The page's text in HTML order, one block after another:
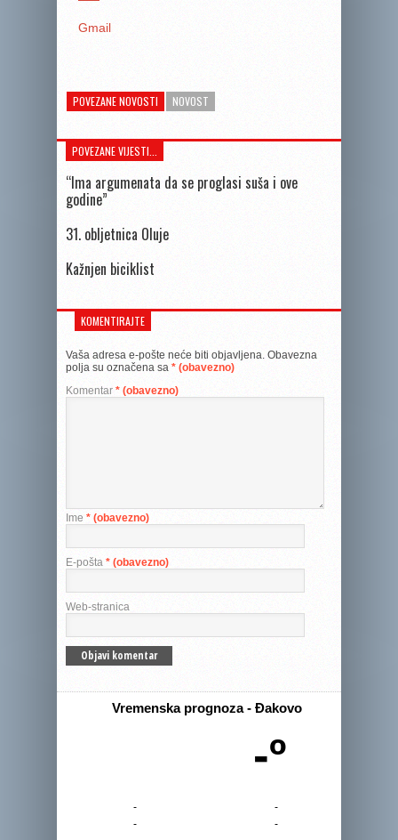
Gmail
POVEZANE NOVOSTI NOVOST
POVEZANE VIJESTI...
“Ima argumenata da se proglasi suša i ove
godine”
31. obljetnica Oluje
Kažnjen biciklist
KOMENTIRAJTE
Vaša adresa e-pošte neće biti objavljena. Obavezna
polja su označena sa * (obavezno)
Komentar * (obavezno)
Ime * (obavezno)
E-pošta * (obavezno)
Web-stranica
Vremenska prognoza - Đakovo
-º
-
-
-
-